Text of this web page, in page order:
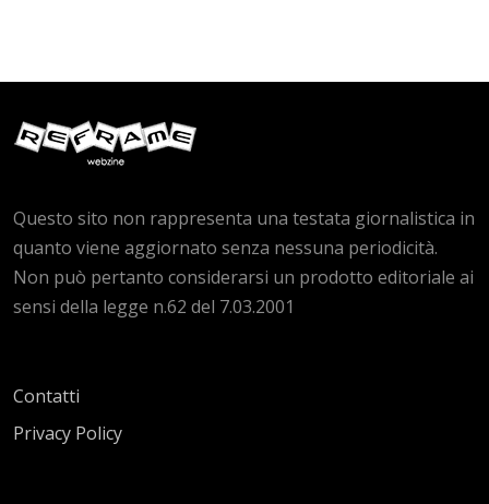
Questo sito non rappresenta una testata giornalistica in
quanto viene aggiornato senza nessuna periodicità.
Non può pertanto considerarsi un prodotto editoriale ai
sensi della legge n.62 del 7.03.2001
Contatti
Privacy Policy